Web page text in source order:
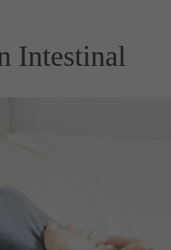
Intestinal